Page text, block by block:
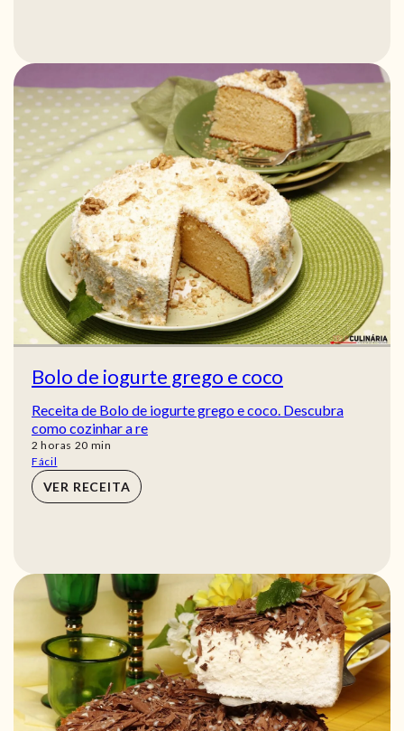
Bolo de iogurte grego e coco
Receita de Bolo de iogurte grego e coco. Descubra
como cozinhar a re
2 horas
horas 20 min
min
Fácil
VER RECEITA